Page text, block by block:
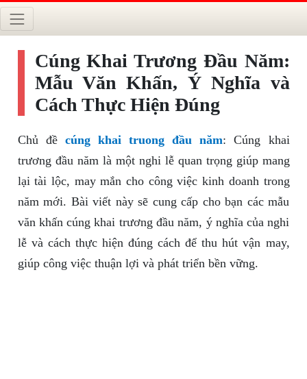
Cúng Khai Trương Đầu Năm:
Mẫu Văn Khấn, Ý Nghĩa và
Cách Thực Hiện Đúng
Chủ đề cúng khai truong đầu năm: Cúng khai
trương đầu năm là một nghi lễ quan trọng giúp mang
lại tài lộc, may mắn cho công việc kinh doanh trong
năm mới. Bài viết này sẽ cung cấp cho bạn các mẫu
văn khấn cúng khai trương đầu năm, ý nghĩa của nghi
lễ và cách thực hiện đúng cách để thu hút vận may,
giúp công việc thuận lợi và phát triển bền vững.